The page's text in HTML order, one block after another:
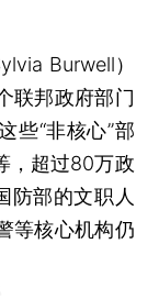
Burwell）
联邦政府部门
些“非核心”部
，超过80万政
防部的文职人
等核心机构仍